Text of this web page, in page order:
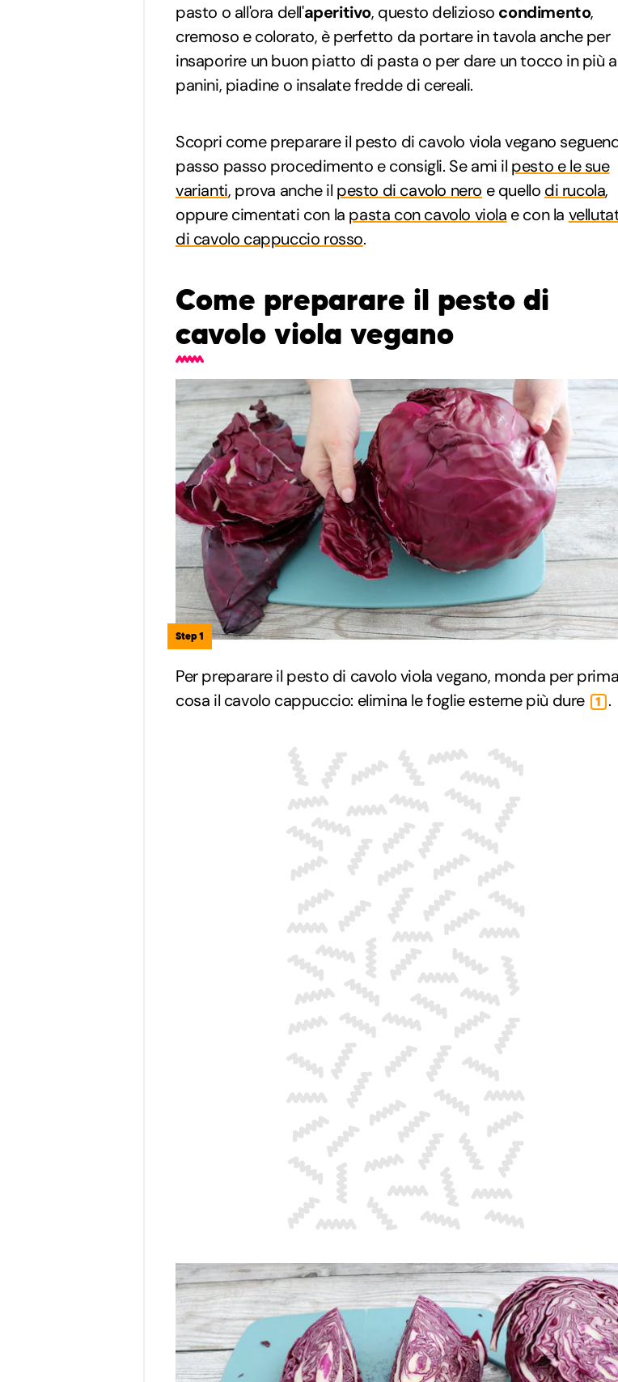
pasto o all'ora dell'aperitivo, questo delizioso condimento,
cremoso e colorato, è perfetto da portare in tavola anche per
insaporire un buon piatto di pasta o per dare un tocco in più a
panini, piadine o insalate fredde di cereali.
Scopri come preparare il pesto di cavolo viola vegano
passo passo procedimento e consigli. Se ami il pesto e le sue
varianti, prova anche il pesto di cavolo nero e quello di rucola,
oppure cimentati con la pasta con cavolo viola e con la
di cavolo cappuccio rosso.
Come preparare il pesto di
cavolo viola vegano
Step 1
Per preparare il pesto di cavolo viola vegano, monda per prima
cosa il cavolo cappuccio: elimina le foglie esterne più dure
1 .